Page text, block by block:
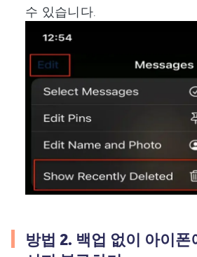
수 있습니다.
방법 2. 백업 없이 아이폰